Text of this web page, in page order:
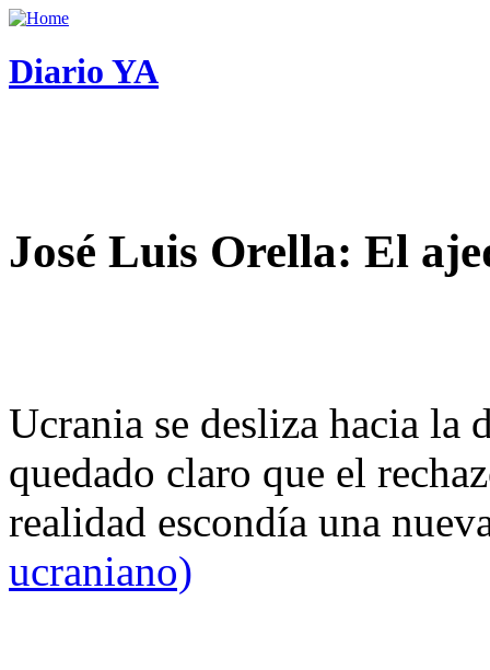
Diario YA
José Luis Orella: El
Ucrania se desliza hacia
quedado claro que el
realidad escondía una
ucraniano)